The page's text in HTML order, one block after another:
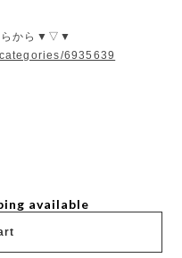
らから▼▽▼
6935639
available